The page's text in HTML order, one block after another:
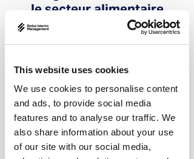
This website uses cookies
We use cookies to personalise content
and ads, to provide social media
features and to analyse our traffic. We
also share information about your use
of our site with our social media,
le secteur alimentaire
Trouver le match parfait entre
est essentiel. Pour nous, ce chemin
représente un aspect central de nos
services – précis, individuel et ciblé.